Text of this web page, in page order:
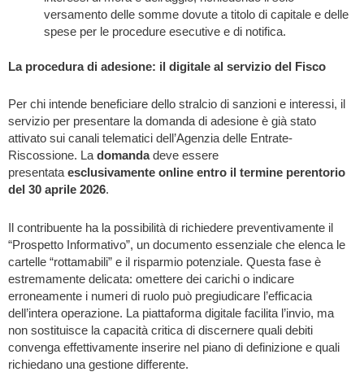
versamento delle somme dovute a titolo di capitale e delle
spese per le procedure esecutive e di notifica.
La procedura di adesione: il digitale al servizio del Fisco
Per chi intende beneficiare dello stralcio di sanzioni e interessi, il
servizio per presentare la domanda di adesione è già stato
attivato sui canali telematici dell’Agenzia delle Entrate-
Riscossione. La domandadeve essere
presentata esclusivamente online entro il termine perentorio
del 30 aprile 2026.
Il contribuente ha la possibilità di richiedere preventivamente il
“Prospetto Informativo”, un documento essenziale che elenca le
cartelle “rottamabili” e il risparmio potenziale. Questa fase è
estremamente delicata: omettere dei carichi o indicare
erroneamente i numeri di ruolo può pregiudicare l’efficacia
dell’intera operazione. La piattaforma digitale facilita l’invio, ma
non sostituisce la capacità critica di discernere quali debiti
convenga effettivamente inserire nel piano di definizione e quali
richiedano una gestione differente.